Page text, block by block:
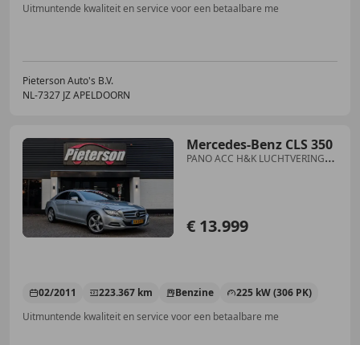
Uitmuntende kwaliteit en service voor een betaalbare me
Pieterson Auto's B.V.
NL-7327 JZ APELDOORN
Mercedes-Benz CLS 350
PANO ACC H&K LUCHTVERING
€ 13.999
02/2011 223.367 km Benzine
225 kW (306 PK)
Uitmuntende kwaliteit en service voor een betaalbare me